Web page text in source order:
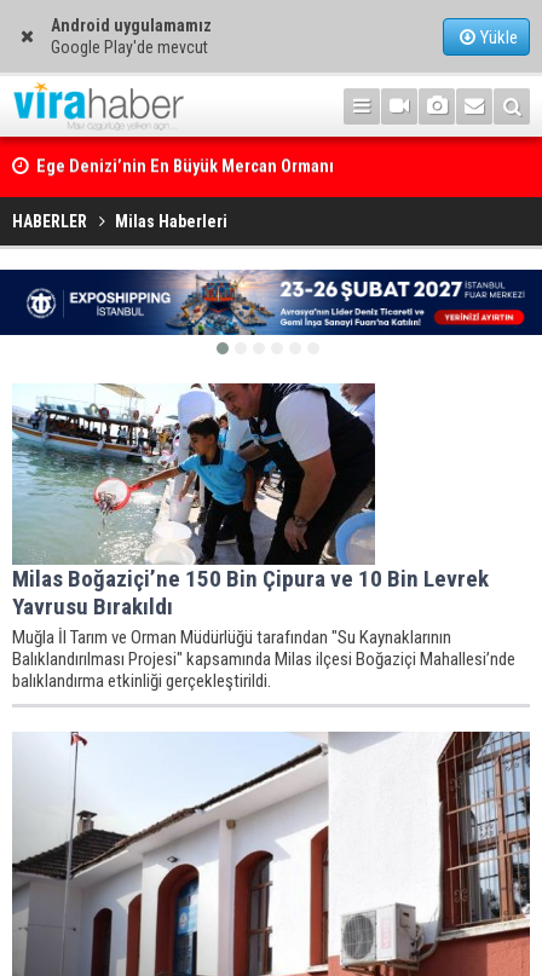
Android uygulamamız
Google Play'de mevcut
Yükle
Ege Denizi’nin En Büyük Mercan Ormanı
HABERLER Milas Haberleri
Milas Boğaziçi’ne 150 Bin Çipura ve 10 Bin Levrek
Yavrusu Bırakıldı
Muğla İl Tarım ve Orman Müdürlüğü tarafından "Su Kaynaklarının
Balıklandırılması Projesi" kapsamında Milas ilçesi Boğaziçi Mahallesi’nde
balıklandırma etkinliği gerçekleştirildi.